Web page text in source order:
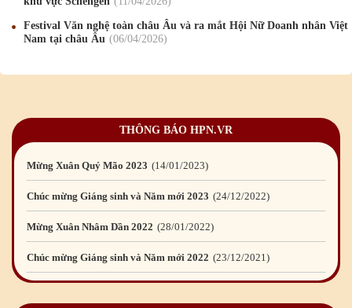
Festival Văn nghệ toàn châu Âu và ra mắt Hội Nữ Doanh nhân Việt
Nam tại châu Âu
06/04/2026
THÔNG BÁO HPN.VR
Chúc mừng Giáng sinh và Năm mới 2026 24 /12/2025
Mừng Xuân Quý Mão 2023 14/01/2023
Chúc mừng Giáng sinh và Năm mới 2023
Mừng Xuân Nhâm Dần 2022 28/01 /2022
Chúc mừng Giáng sinh và Năm mới 2022
Mừng Xuân Tân Sửu 2021 10/02/2021